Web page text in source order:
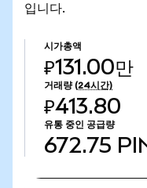
입니다.
시가총액
₽131.00만
거래량 (24시간)
₽413.80
유통 중인 공급량
672.75